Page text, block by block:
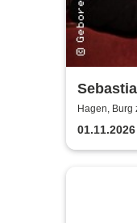
Hagen, Burg
01.11.2026